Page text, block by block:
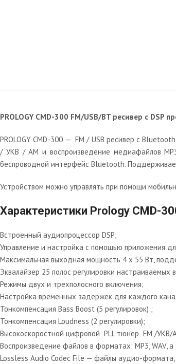
PROLOGY CMD-300 FM/USB/BT ресивер с DSP
PROLOGY CMD-300 — FM / USB ресивер с
/ УКВ / AM и воспроизведение медиафайлов
беспроводной интерфейс Bluetooth.
Устройством можно управлять при помощи
Характеристики Prology CMD-
Встроенный аудиопроцессор DSP;
Управление и настройка с помощью приложения
Максимальная выходная мощность 4 х 55 Вт,
Эквалайзер 25 полос регулировки
Режимы двух и трехполосного включения;
Настройка временных задержек для каждого
Тонкомпенсация Bass Boost (5 регулировок) ;
Тонкомпенсация Loudness (2 регулировки);
Высокоскоростной цифровой PLL тюнер FM /УКВ/
Воспроизведение файлов в форматах: MP3, WAV,
Lossless Audio Codec File — файлы аудио-формата,